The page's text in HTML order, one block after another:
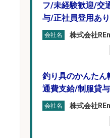
フ/未経験歓迎/交
与/正社員登用あり
会社名 株式会社
釣り具のかんた
通費支給/制服貸
会社名 株式会社